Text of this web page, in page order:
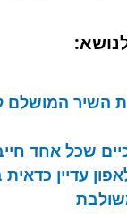
השיר המושלם
שכל אחד
עדיין כדאית